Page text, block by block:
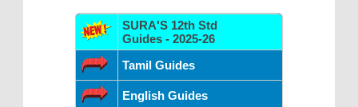
SURA'S 12th Std
Guides - 2025-26
Tamil Guides
English Guides